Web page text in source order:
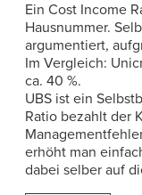
Ein Cost Income
Hausnummer.
argumentiert,
Im Vergleich:
ca. 40 %.
UBS ist ein
Ratio bezahlt der
erhöht man
dabei selber auf